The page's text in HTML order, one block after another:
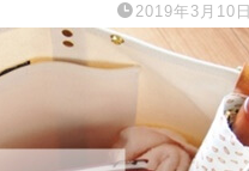
2019年3月10日